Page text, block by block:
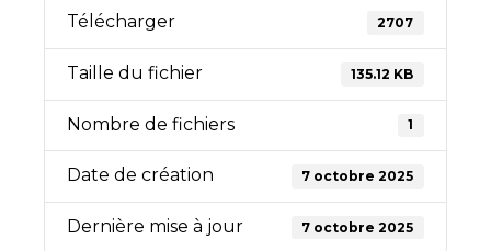
Télécharger 2707
Taille du fichier 135.12 KB
Nombre de fichiers 1
Date de création 7 octobre 2025
Dernière mise à jour 7 octobre 2025